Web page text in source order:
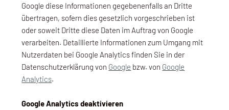
Google diese Informationen gegebenenfalls an Dritte
übertragen, sofern dies gesetzlich vorgeschrieben ist
oder soweit Dritte diese Daten im Auftrag von Google
verarbeiten. Detaillierte Informationen zum Umgang mit
Nutzerdaten bei Google Analytics finden Sie in der
Datenschutzerklärung von Google bzw. von Google
Analytics.
Google Analytics deaktivieren